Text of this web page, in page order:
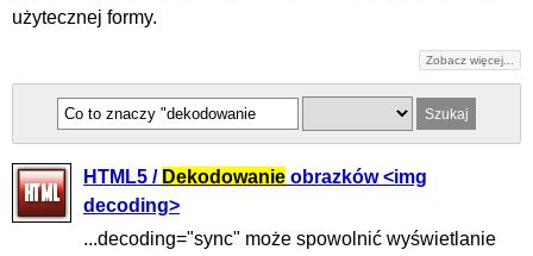
użytecznej formy.
Zobacz więcej...
HTML5 / Dekodowanie obrazków <img
decoding>
...decoding="sync" może spowolnić wyświetlanie